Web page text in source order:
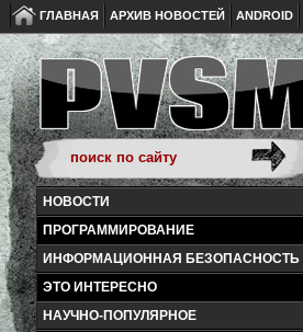
ГЛАВНАЯ АРХИВ НОВОСТЕЙ ANDROID
НОВОСТИ
ПРОГРАММИРОВАНИЕ
ИНФОРМАЦИОННАЯ БЕЗОПАСНОСТЬ
ЭТО ИНТЕРЕСНО
НАУЧНО-ПОПУЛЯРНОЕ